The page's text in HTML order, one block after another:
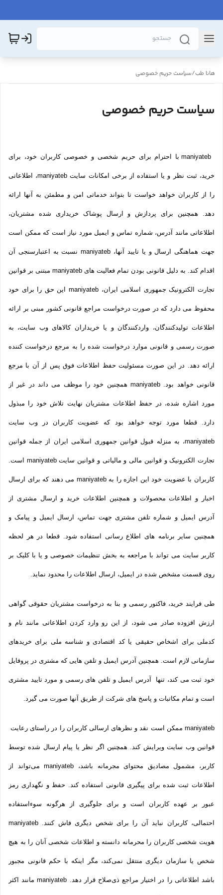
هانا طب/سیاست حریم خصوصی
سیاست حریم خصوصی
maniyateb با احترام برای حریم شخصی و خصوصی کاربران خود، برای
خرید، ثبت نظر و یا استفاده از برخی امکانات سایت maniyateb، اطلاعاتی
را از کاربران خواهد خواست تا بتواند خدماتی امن و مطمئن به آنها ارائه
دهد. همچنین برای پردازش و ارسال پوشاک خریداری شده مشتریان،
اطلاعاتی مانند آدرس، شماره تماس و ایمیل مورد نیاز است که ممکن است
جهت هماهنگی ارسال و یا تایید آنها، maniyateb نسبت به اعتبارسنجی آن
اقدام کند. به دلیل قانونی بودن تمام فعالیت های maniyateb مبتنی بر قوانین
تجارت الکترونیک جمهوری اسلامی ایران، maniyateb این حق را برای خود
محفوظ می دارد که در صورت درخواست مراجع قانونی کشور مبنی بر ارائه
اطلاعات تولیدکنندگان، واردکنندگان و یا خریداران کالاهای وب سایت، به
صورت رسمی و قانونی موارد درخواست شده را به مرجع درخواست کننده
ارائه دهد. در این صورت مسئولیت حفظ اطلاعات فوق پس از آن با مرجع
قانونی خواهد بود. maniyateb همچنین خود را موظف می داند در غیر از
مورد اشاره شده، در حفظ اطلاعات مشتریان نهایت تلاش خود را مبذول
دارد. قطعا مورد توجه خواهد بود که عضویت کاربران در وب سایت
maniyateb، به منزله قبول قوانین جمهوری اسلامی ایران از جمله قوانین
تجارت الکترونیک و قوانین مالی و مالیاتی و قوانین سایت maniyateb است.
کاربران با عضویت خود این اجازه را به maniyateb می دهند که برای ارسال
اخبار و اطلاعات محصولات و همچنین اطلاعات خرید و ارسال مشتری از
آدرس ایمیل و شماره تلفن مشتری جهت تماس، ارسال ایمیل و پیامک و
همچنین سایر برنامه های اطلاع رسانی استفاده شود. قطعا در هر لحظه
کاربر سایت می تواند با مراجعه به بخش تنظیمات خصوصی و یا با کلیک بر
روی قسمت مشخص شده در ایمیل، ارسال اطلاعات را محدود نماید.
طی فرایند خرید، فاکتور رسمی و بنا به درخواست مشتریان حقوقی گواهی
ارزش افزوده صادر می شود، از این رو وارد کردن اطلاعاتی مانند نام و
کدملی برای اشخاص حقیقی یا کد اقتصادی و شناسه ملی برای خریدهای
سازمانی لازم است. همچنین آدرس ایمیل و تلفن هایی که مشتری در پروفایل
خود ثبت می­ کند، تنها آدرس ایمیل و تلفن­ های رسمی و مورد تایید مشتری
است و تمام مکاتبات و پاسخ های شرکت از طریق آنها صورت می گیرد.
maniyateb ممکن است نقد و نظرهای ارسالی کاربران را در راستای رعایت
قوانین وب سایت ویرایش کند. همچنین اگر نظر یا پیام ارسال شده توسط
کاربر، مشمول مصادیق محتوای مجرمانه باشد، maniyateb می‌تواند از
اطلاعات ثبت شده برای پیگیری قانونی استفاده کند. حفظ و نگهداری رمز
عبور بر عهده کاربران است و برای جلوگیری از هرگونه سوءاستفاده
احتمالی، کاربران نباید آن را برای شخص دیگری فاش کنند. maniyateb
هویت شخصی کاربران را محرمانه دانسته و اطلاعات شخصی آنان را به هیچ
شخص یا سازمان دیگری منتقل نمی‌کند، مگر اینکه با حکم قانونی مجبور
باشد اطلاعاتی را در اختیار مراجع ذی‌صلاح قرار دهد. maniyateb مانند اکثر